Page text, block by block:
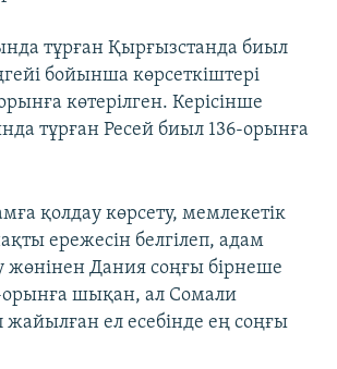
тұрған Қырғызстанда биыл
бойынша көрсеткіштері
көтерілген. Керісінше
тұрған Ресей биыл 136-орынға
қолдау көрсету, мемлекетік
ережесін белгілеп, адам
жөнінен Дания соңғы бірнеше
шықан, ал Сомали
ел есебінде ең соңғы